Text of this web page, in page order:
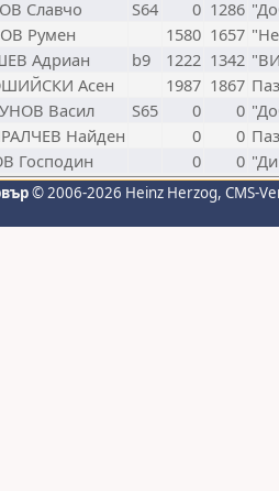
Славчо S64 0 1286
Румен 1580 1657
Адриан b9 1222 1342
Асен 1987 1867
Васил S65 0 0
Найден 0 0
Господин 0 0
© 2006-2026 Heinz Herzog, CMS-